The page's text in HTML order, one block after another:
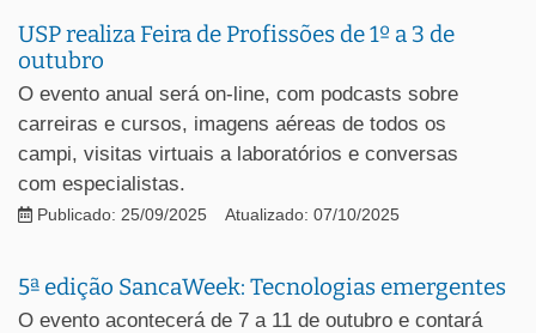
USP realiza Feira de Profissões de 1º a 3 de
outubro
O evento anual será on-line, com podcasts sobre
carreiras e cursos, imagens aéreas de todos os
campi, visitas virtuais a laboratórios e conversas
com especialistas.
Publicado: 25/09/2025 Atualizado: 07/10/2025
5ª edição SancaWeek: Tecnologias emergentes
O evento acontecerá de 7 a 11 de outubro e contará